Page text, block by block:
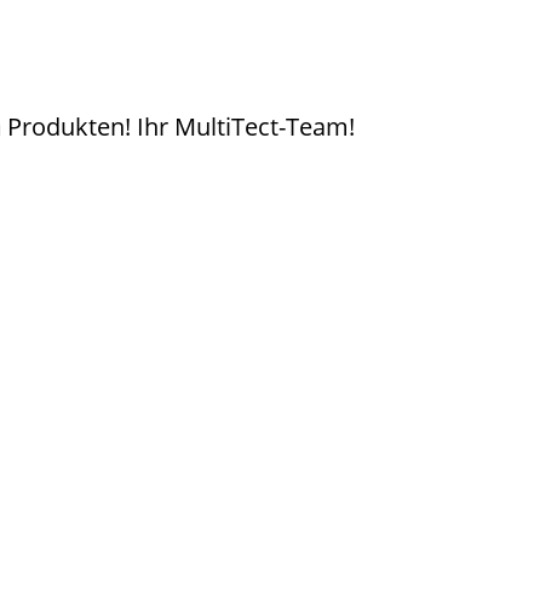
Ihr MultiTect-Team!